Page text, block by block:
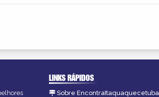
LINKS RÁPIDOS
Sobre EncontraItaquaquecetuba